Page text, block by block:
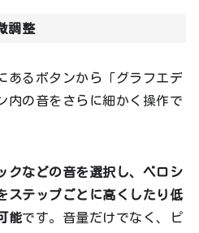
調整
あるボタンから「グラフエデ
内の音をさらに細かく操作で
クなどの音を選択し、ベロシ
ステップごとに高くしたり低
能です。音量だけでなく、ピ